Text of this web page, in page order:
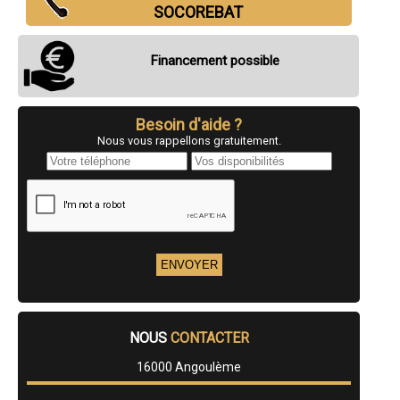
- Entreprise de plomberie à Cherves-Richemont
- Entreprise de plomberie à Nersac
- Entreprise de plomberie à Montbron
- Entreprise de plomberie à Linars
- Entreprise de plomberie à Vars
- Entreprise de plomberie à Chalais
- Entreprise de plomberie à Rivières
- Entreprise de plomberie à Chabanais
- Entreprise de plomberie à Garat
- Entreprise de plomberie à Vœuil-et-Giget
- Entreprise de plomberie à Gensac-la-Pallue
- Entreprise de plomberie à Taponnat-Fleurignac
- Entreprise de plomberie à Nanteuil-en-Vallée
- Entreprise de plomberie à Chazelles
- Entreprise de plomberie à Saint-Amant-de-Boixe
- Entreprise de plomberie à Saint-Sulpice-de-Cognac
- Entreprise de plomberie à Saint-Saturnin
SOCOREBAT
Financement possible
Besoin d'aide ?
Nous vous rappellons gratuitement.
NOUS CONTACTER
16000 Angoulème